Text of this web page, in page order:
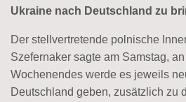
Ukraine nach Deutschland zu
Der stellvertretende polnische
Szefernaker sagte am Samstag,
Wochenendes werde es jeweils
Deutschland geben, zusätzlich zu